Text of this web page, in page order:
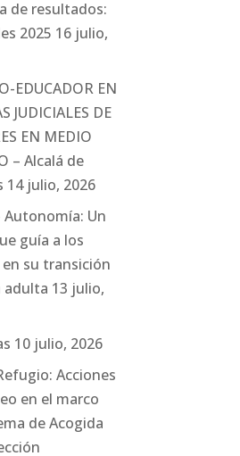
de resultados:
2025 16 julio,
EDUCADOR EN
JUDICIALES DE
EN MEDIO
– Alcalá de
14 julio, 2026
Autonomía: Un
guía a los
su transición
adulta 13 julio,
10 julio, 2026
Acciones
en el marco
de Acogida